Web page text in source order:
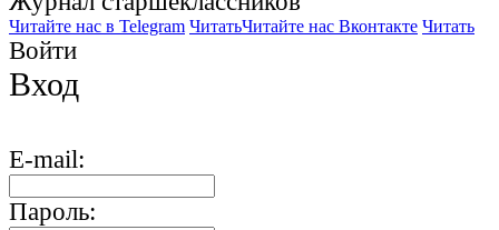
Читайте нас в Telegram ЧитатьЧитайте нас Вконтакте Читать
Войти
Вход
E-mail:
Пароль: